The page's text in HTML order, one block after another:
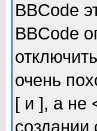
BBCode
BBCode
очень
[ и ], а не